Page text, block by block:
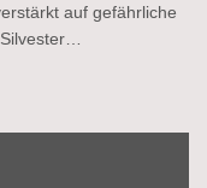
auf gefährliche